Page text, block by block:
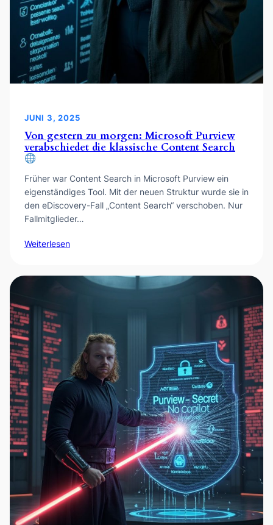
JUNI 3, 2025
Von gestern zu morgen: Microsoft Purview
verabschiedet die klassische Content Search
Früher war Content Search in Microsoft Purview ein
eigenständiges Tool. Mit der neuen Struktur wurde sie in
den eDiscovery-Fall „Content Search“ verschoben. Nur
Fallmitglieder…
Weiterlesen